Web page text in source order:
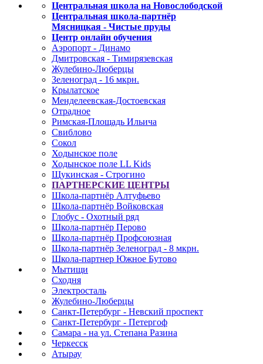
Центральная школа на Новослободской
Центральная школа-партнёр
Мясницкая - Чистые пруды
Центр онлайн обучения
Аэропорт - Динамо
Дмитровская - Тимирязевская
Жулебино-Люберцы
Зеленоград - 16 мкрн.
Крылатское
Менделеевская-Достоевская
Отрадное
Римская-Площадь Ильича
Свиблово
Сокол
Ходынское поле
Ходынское поле LL Kids
Щукинская - Строгино
ПАРТНЕРСКИЕ ЦЕНТРЫ
Школа-партнёр Алтуфьево
Школа-партнёр Войковская
Глобус - Охотный ряд
Школа-партнёр Перово
Школа-партнёр Профсоюзная
Школа-партнёр Зеленоград - 8 мкрн.
Школа-партнер Южное Бутово
Мытищи
Сходня
Электросталь
Жулебино-Люберцы
Санкт-Петербург - Невский проспект
Санкт-Петербург - Петергоф
Самара - на ул. Степана Разина
Черкесск
Атырау